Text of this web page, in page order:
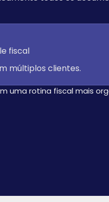
fiscal
múltiplos clientes.
uma rotina fiscal mais